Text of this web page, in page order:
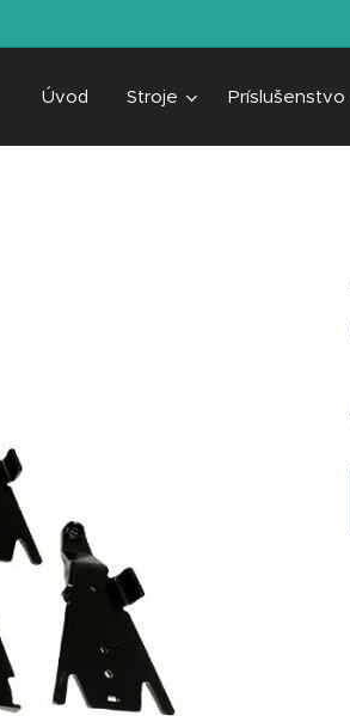
Úvod Stroje Príslušenstvo